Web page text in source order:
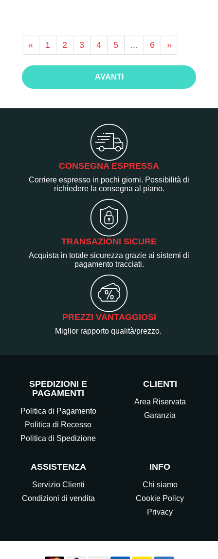
« 1 2 3 4 5 ... 6 »
AVANTI
CONSEGNA ESPRESSA
Corriere espresso in pochi giorni. Possibilità di
richiedere la consegna al piano.
TRANSAZIONI SICURE
Acquista in totale sicurezza grazie ai sistemi di
pagamento tracciati.
PREZZI VANTAGGIOSI
Miglior rapporto qualità/prezzo.
SPEDIZIONI E
PAGAMENTI
Politica di Pagamento
Politica di Recesso
Politica di Spedizione
CLIENTI
Area Riservata
Garanzia
ASSISTENZA
Servizio Clienti
Condizioni di vendita
INFO
Chi siamo
Cookie Policy
Privacy